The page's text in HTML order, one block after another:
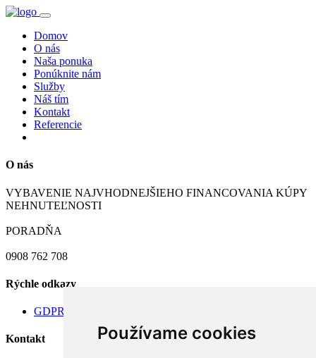
Používame cookies
Domov
O nás
Naša ponuka
Ponúknite nám
Služby
Náš tím
Kontakt
Referencie
O nás
VYBAVENIE NAJVHODNEJŠIEHO FINANCOVANIA KÚPY
NEHNUTEĽNOSTI
PORADŇA
0908 762 708
Rýchle odkazy
GDPR
Kontakt